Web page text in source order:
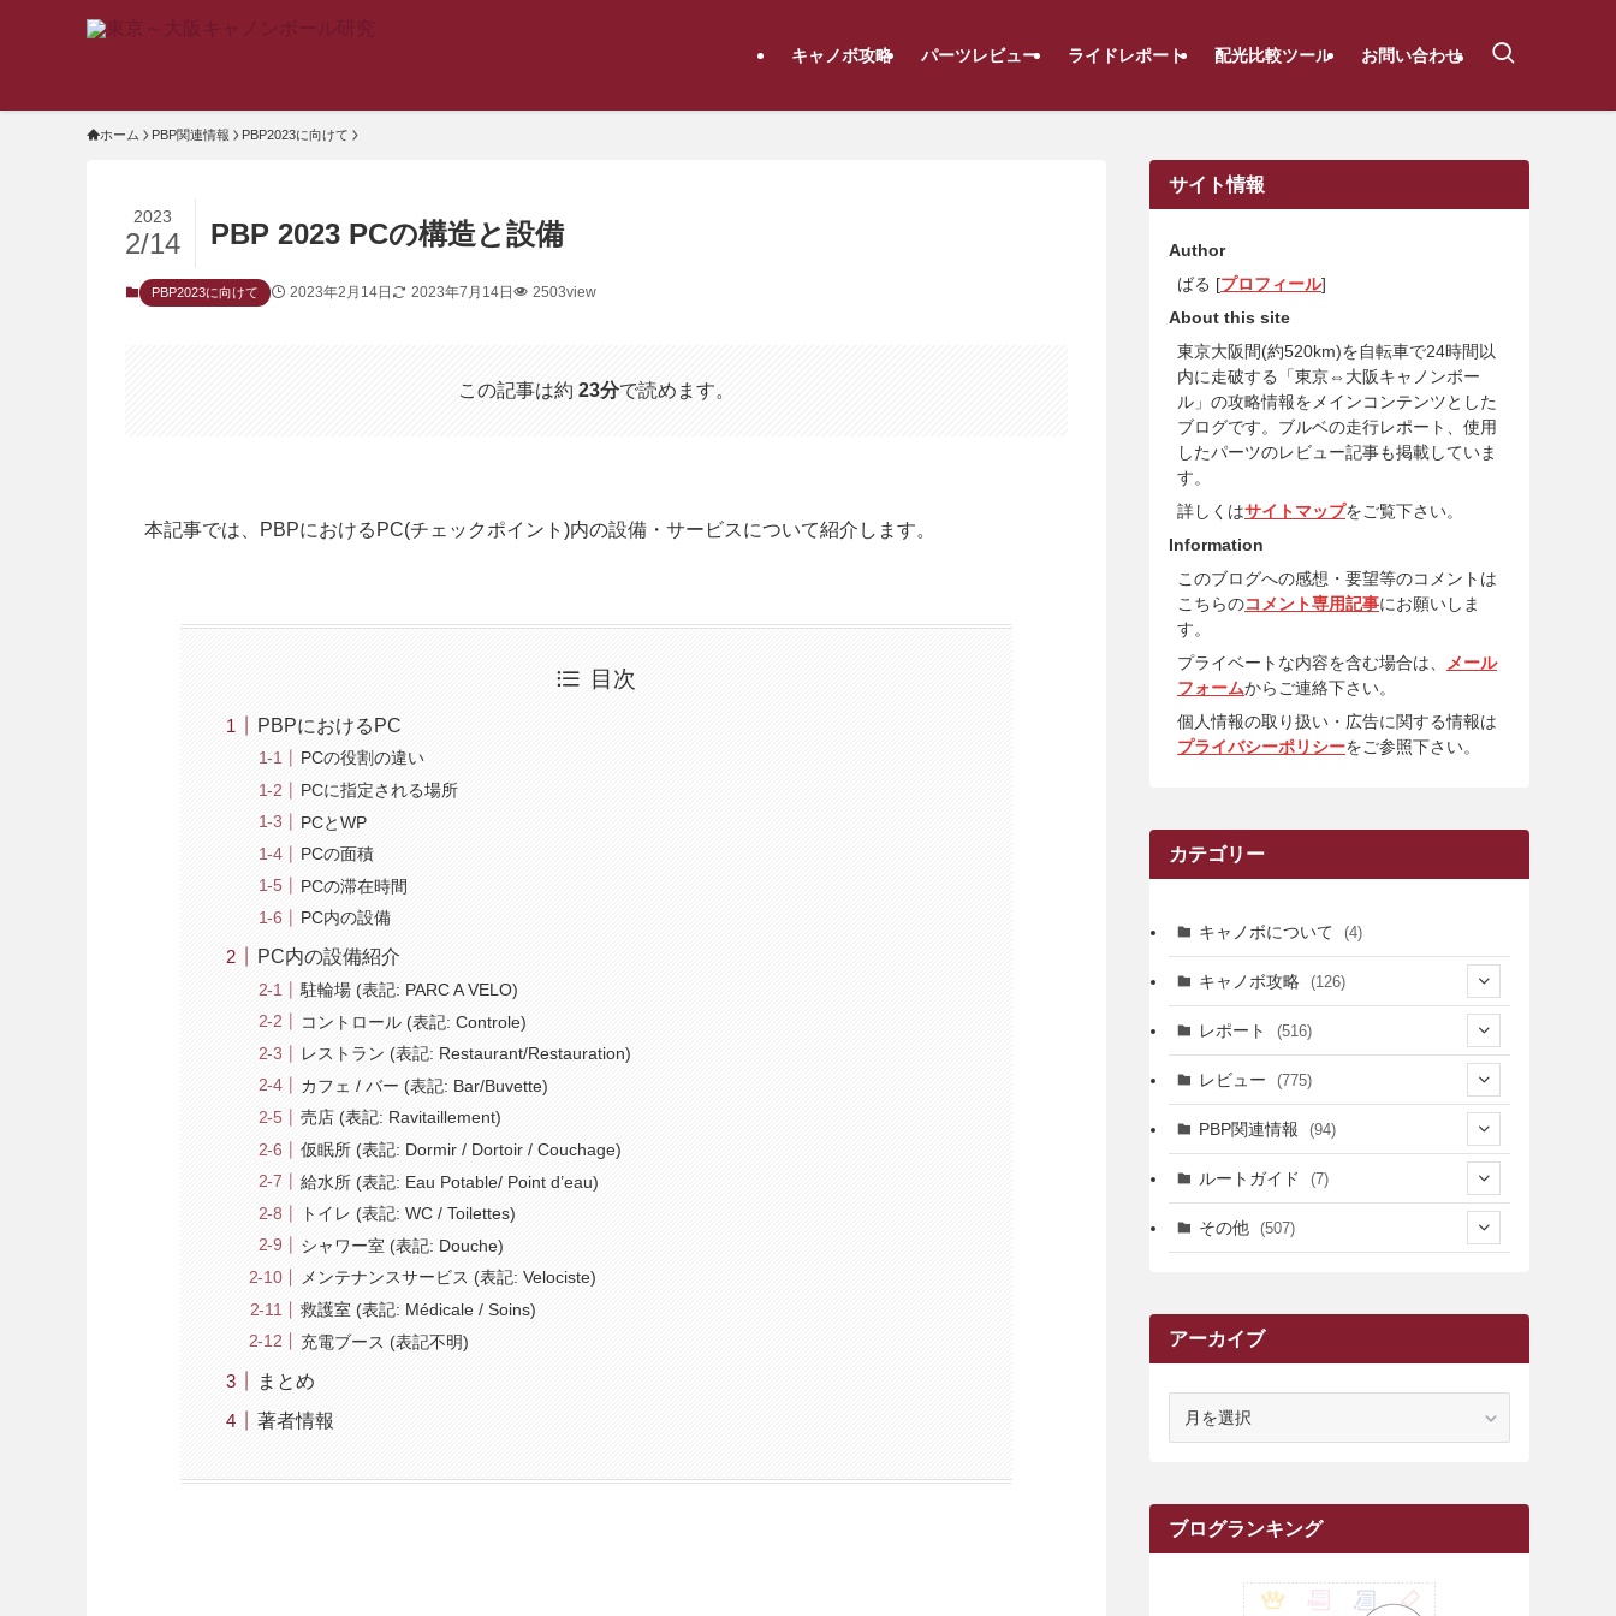
キャノボ攻略 パーツレビュー ライドレポート 配光比較ツール お問い合わせ
ホーム PBP関連情報 PBP2023に向けて
PBP 2023 PCの構造と設備
2023
2/14
PBP2023に向けて 2023年2月14日 2023年7月14日 2503view
この記事は約 23分で読めます。
本記事では、PBPにおけるPC(チェックポイント)内の設備・サービスについて紹介します。
目次
PBPにおけるPC
PCの役割の違い
PCに指定される場所
PCとWP
PCの面積
PCの滞在時間
PC内の設備
PC内の設備紹介
駐輪場 (表記: PARC A VELO)
コントロール (表記: Controle)
レストラン (表記: Restaurant/Restauration)
カフェ / バー (表記: Bar/Buvette)
売店 (表記: Ravitaillement)
仮眠所 (表記: Dormir / Dortoir / Couchage)
給水所 (表記: Eau Potable/ Point d’eau)
トイレ (表記: WC / Toilettes)
シャワー室 (表記: Douche)
メンテナンスサービス (表記: Velociste)
救護室 (表記: Médicale / Soins)
充電ブース (表記不明)
まとめ
著者情報
サイト情報
Author
ばる [プロフィール]
About this site
東京大阪間(約520km)を自転車で24時間以
内に走破する「東京⇔大阪キャノンボー
ル」の攻略情報をメインコンテンツとした
ブログです。ブルベの走行レポート、使用
したパーツのレビュー記事も掲載していま
す。
詳しくはサイトマップをご覧下さい。
Information
このブログへの感想・要望等のコメントは
こちらのコメント専用記事にお願いしま
す。
プライベートな内容を含む場合は、
メール
フォームからご連絡下さい。
個人情報の取り扱い・広告に関する情報は
プライバシーポリシーをご参照下さい。
カテゴリー
キャノボについて (4)
キャノボ攻略 (126)
(12)
(12)(5)
(9)
(17)
(2)
(1)
(17)
レポート (516)
(34)
(371)
(14)
(10)
(26)
(12)
(2)
(23)
(12)
(34)
(9)
(25)
(10)
(35)
(111)
(8)
(7)
(15)
(7)
(10)
(5)
(5)
(5)
(5)
レビュー (775)
(161)
(6)
(3)
(7)
(9)
(1)
(4)
(1)
(1)
(6)
(28)
(7)
(2)
(10)
(16)
(15)
(10)
(258)
(47)
(6)
(1)
(13)
(22)
(2)
(1)
(10)
(8)
(47)
(101)
(1)
(1)
(10)
(1)
(5)
(1)
(2)
(6)
(1)
(2)
(9)
(2)
(3)
(30)
(2)
(8)
(143)
(37)
(41)
(4)
PBP関連情報 (94)
(11)
ルートガイド (7)
(1)
(3)
(1)
(1)
その他 (507)
(161)
(18)
(1)
(39)
アーカイブ
ブ
ブログランキング